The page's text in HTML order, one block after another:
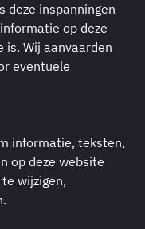
deze inspanningen
op deze
Wij aanvaarden
eventuele
informatie, teksten,
op deze website
wijzigen,